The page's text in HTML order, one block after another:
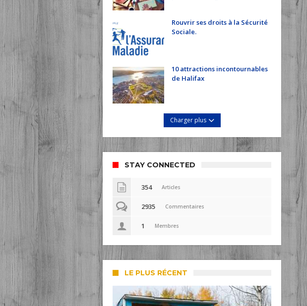
Rouvrir ses droits à la Sécurité
Sociale.
10 attractions incontournables
de Halifax
Charger plus
STAY CONNECTED
354 Articles
2935 Commentaires
1 Membres
LE PLUS RÉCENT